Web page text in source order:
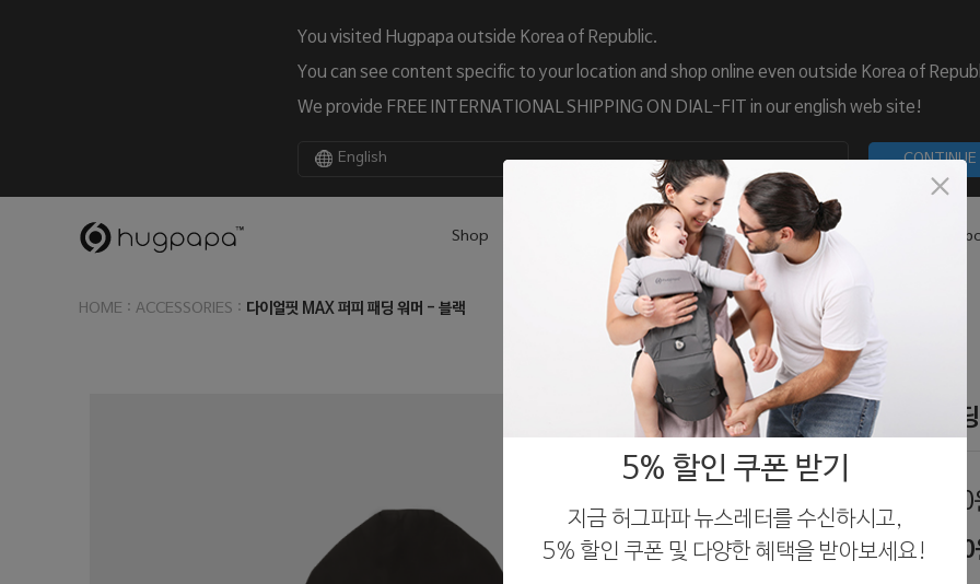
You visited Hugpapa outside Korea of Republic.
You can see content specific to your location and shop online even outside Korea of
We provide FREE INTERNATIONAL SHIPPING ON DIAL-FIT in our english web site!
English CONTINUE
Shop What is Dial-Fit Blog Customer Care
HOME : ACCESSORIES : 다이얼핏 MAX 퍼피 패딩 워머 - 블랙
다이얼핏 MAX 퍼피 패
179,000
할인가 179,000
5% 할인 쿠폰 받기
지금 허그파파 뉴스레터를 수신하시고,
5% 할인 쿠폰 및 다양한 혜택을 받아보세요!